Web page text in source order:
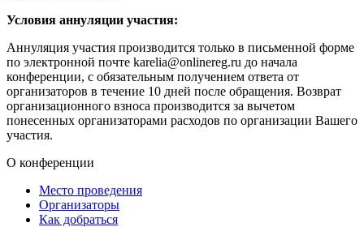
Условия аннуляции участия:
Аннуляция участия производится только в письменной форме
по электронной почте karelia@onlinereg.ru до начала
конференции, с обязательным получением ответа от
организаторов в течение 10 дней после обращения. Возврат
организационного взноса производится за вычетом
понесенных организаторами расходов по организации Вашего
участия.
О конференции
Место проведения
Организаторы
Как добраться